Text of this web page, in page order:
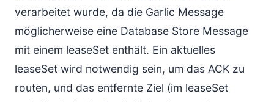
verarbeitet wurde, da die Garlic Message
möglicherweise eine Database Store Message
mit einem leaseSet enthält. Ein aktuelles
leaseSet wird notwendig sein, um das ACK zu
routen, und das entfernte Ziel (im leaseSet